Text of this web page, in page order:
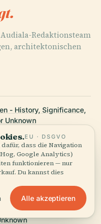
Redaktionsteam
architektonischen
- History, Significance,
Unknown
Hours, Best Views, and
2024, Author Unknown
Tips, Best Times, and
EU · DSGVO
dass die Navigation
Google Analytics)
funktionieren — nur
Du kannst dies
Alle akzeptieren